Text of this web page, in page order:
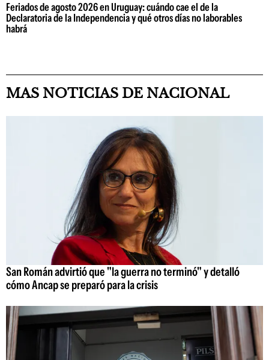
Feriados de agosto 2026 en Uruguay: cuándo cae el de la
Declaratoria de la Independencia y qué otros días no laborables
habrá
MAS NOTICIAS DE NACIONAL
San Román advirtió que "la guerra no terminó" y detalló
cómo Ancap se preparó para la crisis